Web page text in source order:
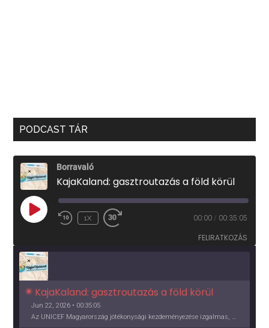
PODCAST TÁR
Borravaló
KajaKaland: gasztroutazás a föld körül
PLAY
EPISODE
1X 00:00 / 00:35:05
FELIRATKOZÁS
KajaKaland: gasztroutazás a föld körül
Jun 22, 2026 • 00:35:05
Az UNICEF Magyarország jótékonysági kezdeményezése izgalmas, egész éves világkörüli ízutazásra hív, igazi családi program és gasztroedukáció, illetve segítség a rászorulóknak is egyben.